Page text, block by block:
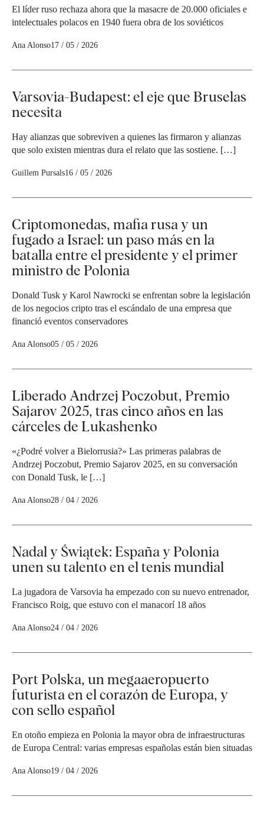
El líder ruso rechaza ahora que la masacre de 20.000 oficiales e
intelectuales polacos en 1940 fuera obra de los soviéticos
Ana Alonso17 / 05 / 2026
Varsovia-Budapest: el eje que Bruselas
necesita
Hay alianzas que sobreviven a quienes las firmaron y alianzas
que solo existen mientras dura el relato que las sostiene. […]
Guillem Pursals16 / 05 / 2026
Criptomonedas, mafia rusa y un
fugado a Israel: un paso más en la
batalla entre el presidente y el primer
ministro de Polonia
Donald Tusk y Karol Nawrocki se enfrentan sobre la legislación
de los negocios cripto tras el escándalo de una empresa que
financió eventos conservadores
Ana Alonso05 / 05 / 2026
Liberado Andrzej Poczobut, Premio
Sajarov 2025, tras cinco años en las
cárceles de Lukashenko
«¿Podré volver a Bielorrusia?» Las primeras palabras de
Andrzej Poczobut, Premio Sajarov 2025, en su conversación
con Donald Tusk, le […]
Ana Alonso28 / 04 / 2026
Nadal y Świątek: España y Polonia
unen su talento en el tenis mundial
La jugadora de Varsovia ha empezado con su nuevo entrenador,
Francisco Roig, que estuvo con el manacorí 18 años
Ana Alonso24 / 04 / 2026
Port Polska, un megaaeropuerto
futurista en el corazón de Europa, y
con sello español
En otoño empieza en Polonia la mayor obra de infraestructuras
de Europa Central: varias empresas españolas están bien situadas
Ana Alonso19 / 04 / 2026